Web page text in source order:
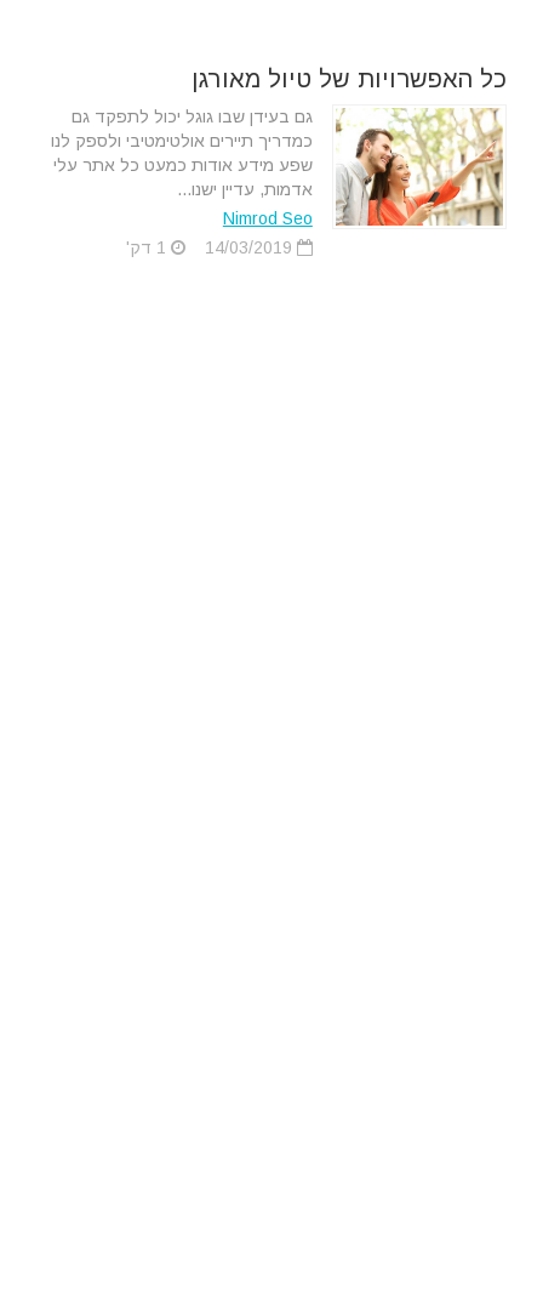
כל האפשרויות של טיול מאורגן
גם בעידן שבו גוגל יכול לתפקד גם
כמדריך תיירים אולטימטיבי ולספק לנו
שפע מידע אודות כמעט כל אתר עלי
אדמות, עדיין ישנו...
Nimrod Seo